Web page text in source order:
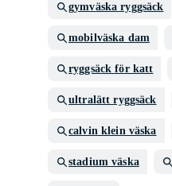
gymväska ryggsäck
mobilväska dam
ryggsäck för katt
ultralätt ryggsäck
calvin klein väska
stadium väska